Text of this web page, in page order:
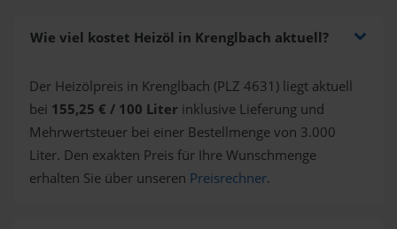
Wie viel kostet Heizöl in Krenglbach aktuell?
Der Heizölpreis in Krenglbach (PLZ 4631) liegt aktuell
bei 155,25 € / 100 Liter inklusive Lieferung und
Mehrwertsteuer bei einer Bestellmenge von 3.000
Liter. Den exakten Preis für Ihre Wunschmenge
erhalten Sie über unseren Preisrechner.